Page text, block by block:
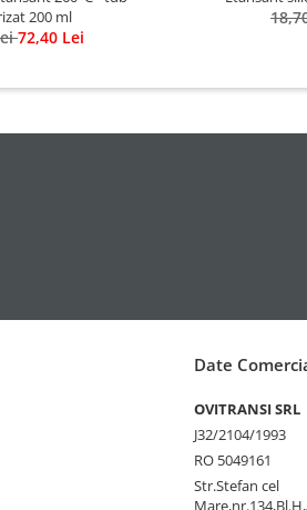
200 ml
72,40 Lei
Date
OVITRANSI SRL
J32/2104/1993
RO 5049161
Str.Stefan cel